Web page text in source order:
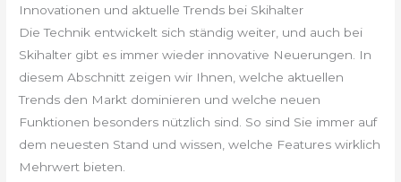
Innovationen und aktuelle Trends bei Skihalter
Die Technik entwickelt sich ständig weiter, und auch bei
Skihalter gibt es immer wieder innovative Neuerungen. In
diesem Abschnitt zeigen wir Ihnen, welche aktuellen
Trends den Markt dominieren und welche neuen
Funktionen besonders nützlich sind. So sind Sie immer auf
dem neuesten Stand und wissen, welche Features wirklich
Mehrwert bieten.